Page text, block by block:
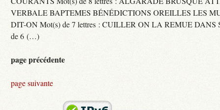
VERBALE BAPTEMES BÉNÉDICTIONS OREILLES LES
DIT-ON Mot(s) de 7 lettres : CUILLER ON LA REMUE DANS
de 6 (…)
page précédente
page suivante